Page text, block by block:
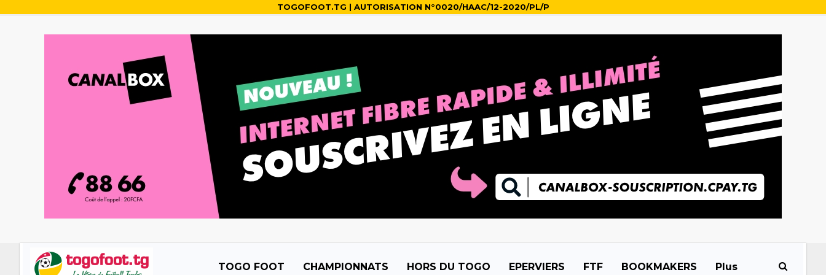
TOGOFOOT.TG | AUTORISATION N°0020/HAAC/12-2020/PL/P
TOGO FOOT CHAMPIONNATS HORS DU TOGO EPERVIERS FTF BOOKMAKERS Plus